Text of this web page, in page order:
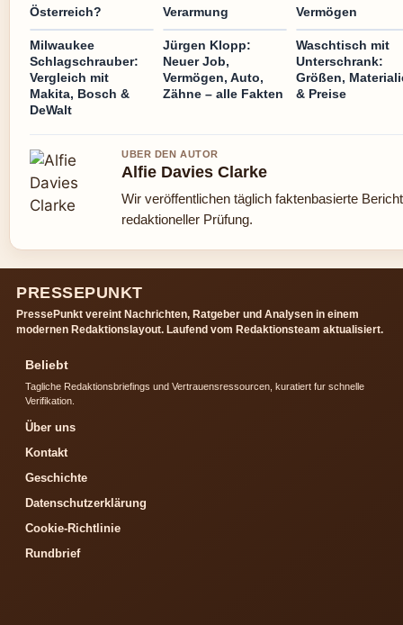
Österreich?
Verarmung
Vermögen
Milwaukee
Schlagschrauber:
Vergleich mit
Makita, Bosch &
DeWalt
Jürgen Klopp:
Neuer Job,
Vermögen, Auto,
Zähne – alle Fakten
Waschtisch mit
Unterschrank:
Größen,
& Preise
UBER DEN AUTOR
Alfie Davies Clarke
Wir veröffentlichen täglich faktenbasierte
redaktioneller Prüfung.
PRESSEPUNKT
PressePunkt vereint Nachrichten, Ratgeber und Analysen in einem
modernen Redaktionslayout. Laufend vom Redaktionsteam aktualisiert.
Beliebt
Tagliche Redaktionsbriefings und Vertrauensressourcen, kuratiert fur schnelle
Verifikation.
Über uns
Kontakt
Geschichte
Datenschutzerklärung
Cookie-Richtlinie
Rundbrief